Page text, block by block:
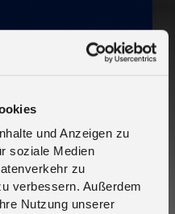
und Anzeigen zu
soziale Medien
zu
verbessern. Außerdem
Nutzung unserer
bringen mehr
IoT-Konnektivität -